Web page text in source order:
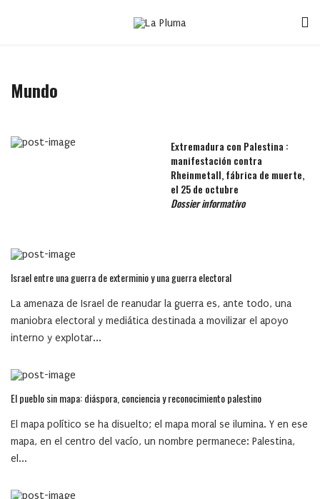
Mundo
Extremadura con Palestina :
manifestación contra
Rheinmetall, fábrica de muerte,
el 25 de octubre
Dossier informativo
Israel entre una guerra de exterminio y una guerra electoral
La amenaza de Israel de reanudar la guerra es, ante todo, una
maniobra electoral y mediática destinada a movilizar el apoyo
interno y explotar...
El pueblo sin mapa: diáspora, conciencia y reconocimiento palestino
El mapa político se ha disuelto; el mapa moral se ilumina. Y en ese
mapa, en el centro del vacío, un nombre permanece: Palestina,
el...